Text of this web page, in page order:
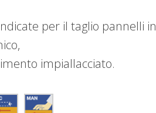
per il taglio pannelli in
impiallacciato.